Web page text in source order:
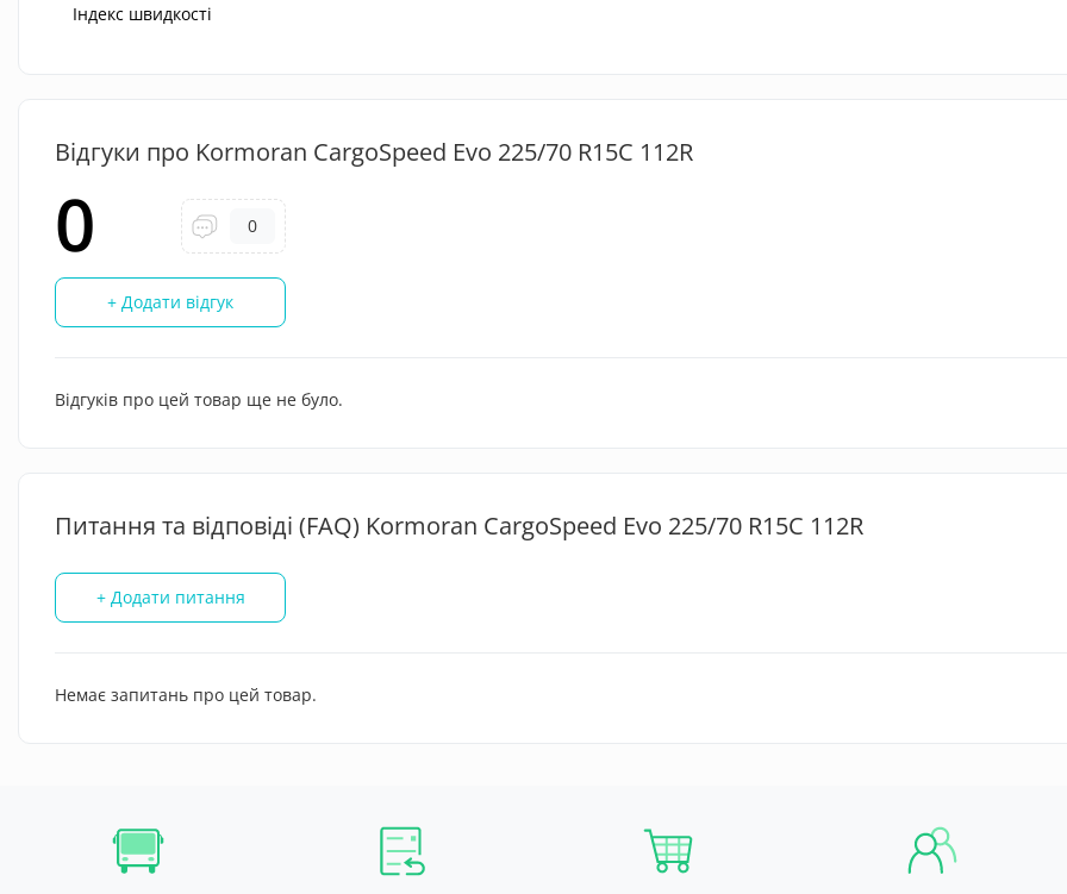
Індекс швидкості
Відгуки про Kormoran CargoSpeed Evo 225/70 R15C 112R
0 0
+ Додати відгук
Відгуків про цей товар ще не було.
Питання та відповіді (FAQ) Kormoran CargoSpeed Evo 225/70 R15C 112R
+ Додати питання
Немає запитань про цей товар.